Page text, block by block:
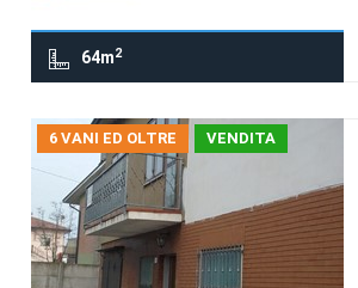
64m2
6 VANI ED OLTRE VENDITA